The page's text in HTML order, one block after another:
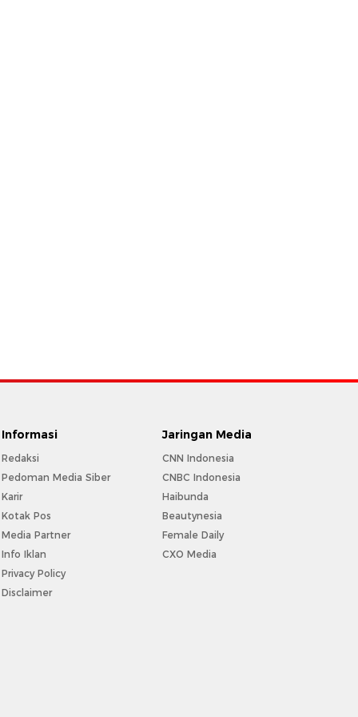
Informasi
Redaksi
Pedoman Media Siber
Karir
Kotak Pos
Media Partner
Info Iklan
Privacy Policy
Disclaimer
Jaringan Media
CNN Indonesia
CNBC Indonesia
Haibunda
Beautynesia
Female Daily
CXO Media